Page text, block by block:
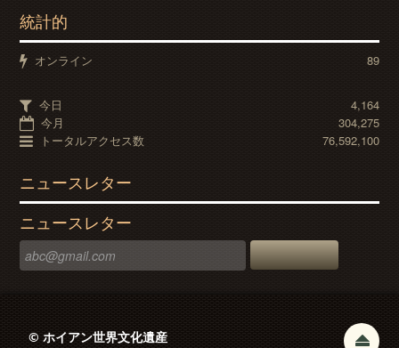
統計的
オンライン 89
今日
4,164
今月
304,275
トータルアクセス数
76,592,100
ニュースレター
ニュースレター
© ホイアン世界文化遺産